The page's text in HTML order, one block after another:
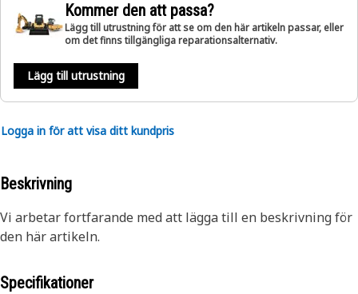
Kommer den att passa?
Lägg till utrustning för att se om den här artikeln passar, eller
om det finns tillgängliga reparationsalternativ.
Lägg till utrustning
Logga in för att visa ditt kundpris
Beskrivning
Vi arbetar fortfarande med att lägga till en beskrivning för
den här artikeln.
Specifikationer